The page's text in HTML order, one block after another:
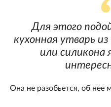
Для этого
кухонная утварь
или силикона
Она не разобьется, об нее